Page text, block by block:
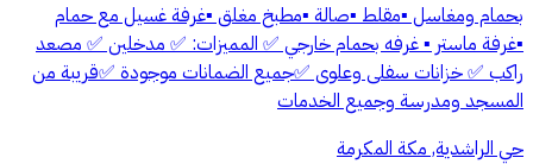
بحمام ومغاسل ▪️مقلط ▪️صالة ▪️مطبخ مغلق ▪️غرفة غسيل مع حمام
▪️غرفة ماستر ▪️ غرفه بحمام خارجي ✅ المميزات: ✅ مدخلين ✅ مصعد
راكب ✅ خزانات سفلى وعلوى ✅جميع الضمانات موجودة ✅قريبة من
المسجد ومدرسة وجميع الخدمات
حي الراشدية, مكة المكرمة